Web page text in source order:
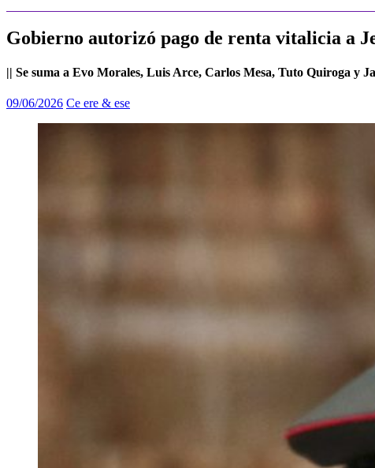
Gobierno autorizó pago de renta vitalicia a
|| Se suma a Evo Morales, Luis Arce, Carlos Mesa, Tuto Quiroga y
09/06/2026 Ce ere & ese